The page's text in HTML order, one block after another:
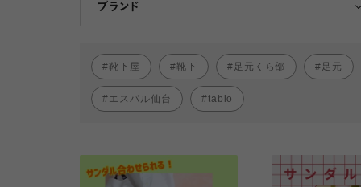
ブランド
Tabio
靴下屋 靴下 足元くら部 足元
エスパル仙台 tabio